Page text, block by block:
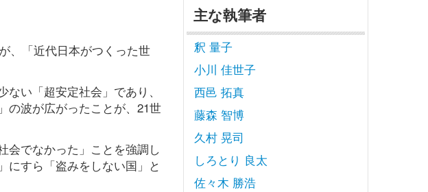
、「近代日本がつくった世
い「超安定社会」であり、
の波が広がったことが、21世
会でなかった」ことを強調し
にすら「盗みをしない国」と
主な執筆者
釈 量子
小川 佳世子
西邑 拓真
藤森 智博
久村 晃司
しろとり 良太
佐々木 勝浩